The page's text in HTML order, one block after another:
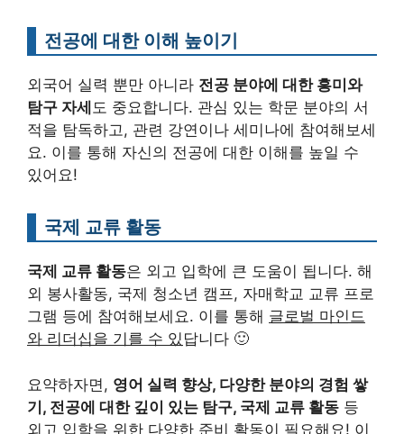
전공에 대한 이해 높이기
외국어 실력 뿐만 아니라 전공 분야에 대한 흥미와
탐구 자세 도 중요합니다. 관심 있는 학문 분야의 서
적을 탐독하고, 관련 강연이나 세미나에 참여해보세
요. 이를 통해 자신의 전공에 대한 이해를 높일 수
있어요!
국제 교류 활동
국제 교류 활동은 외고 입학에 큰 도움이 됩니다. 해
외 봉사활동, 국제 청소년 캠프, 자매학교 교류 프로
그램 등에 참여해보세요. 이를 통해 글로벌 마인드
와 리더십을 기를 수 있 답니다 🙂
요약하자면, 영어 실력 향상, 다양한 분야의 경험 쌓
기, 전공에 대한 깊이 있는 탐구, 국제 교류 활동 등
외고 입학을 위한 다양한 준비 활동이 필요해요! 이